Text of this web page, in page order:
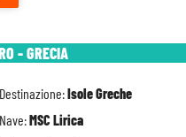
- GRECIA
Destinazione:Isole Greche
Nave:MSC Lirica